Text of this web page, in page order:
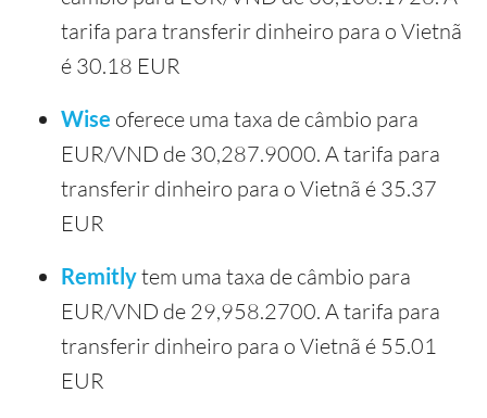
tarifa para transferir dinheiro para o Vietnã
é 30.18 EUR
Wise oferece uma taxa de câmbio para
EUR/VND de 30,287.9000. A tarifa para
transferir dinheiro para o Vietnã é 35.37
EUR
Remitlytem uma taxa de câmbio para
EUR/VND de 29,958.2700. A tarifa para
transferir dinheiro para o Vietnã é 55.01
EUR